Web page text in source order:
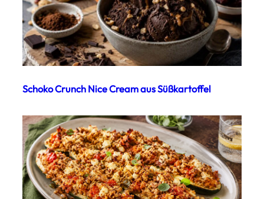
Schoko Crunch Nice Cream aus Süßkartoffel